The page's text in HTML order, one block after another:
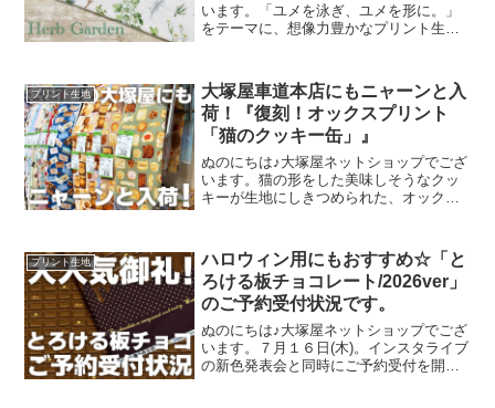
います。「ユメを泳ぎ、ユメを形に。」
をテーマに、想像力豊かなプリント生地
集ページよりご覧いただけます。＼
mingswi
プリント生地
大塚屋車道本店にもニャーンと入
荷！『復刻！オックスプリント
「猫のクッキー缶」』
ぬのにちは♪大塚屋ネットショップでござ
います。猫の形をした美味しそうなクッ
キーが生地にしきつめられた、オックス
した。ご予約をくださっていましたお客
様への発送が完了し、現
プリント生地
ハロウィン用にもおすすめ☆「と
ろける板チョコレート/2026ver」
のご予約受付状況です。
ぬのにちは♪大塚屋ネットショップでござ
います。７月１６日(木)。インスタライブ
の新色発表会と同時にご予約受付を開始